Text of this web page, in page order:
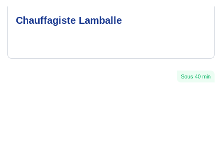
Chauffagiste Lamballe
Sous 40 min